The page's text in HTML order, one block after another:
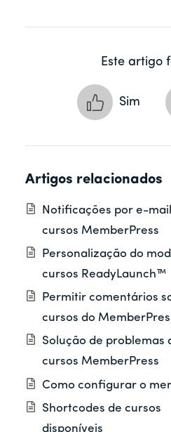
Este artigo
Sim
Artigos relacionados
Notificações por e-
cursos MemberPress
Personalização do
cursos ReadyLaunch™
Permitir comentários
cursos do
Solução de problemas
cursos MemberPress
Como configurar o
Shortcodes de cursos
disponíveis